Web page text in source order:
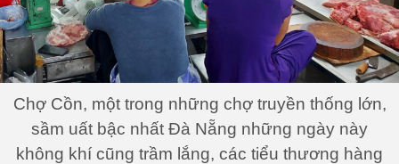
Chợ Cồn, một trong những chợ truyền thống lớn,
sầm uất bậc nhất Đà Nẵng những ngày này
không khí cũng trầm lắng, các tiểu thương hàng